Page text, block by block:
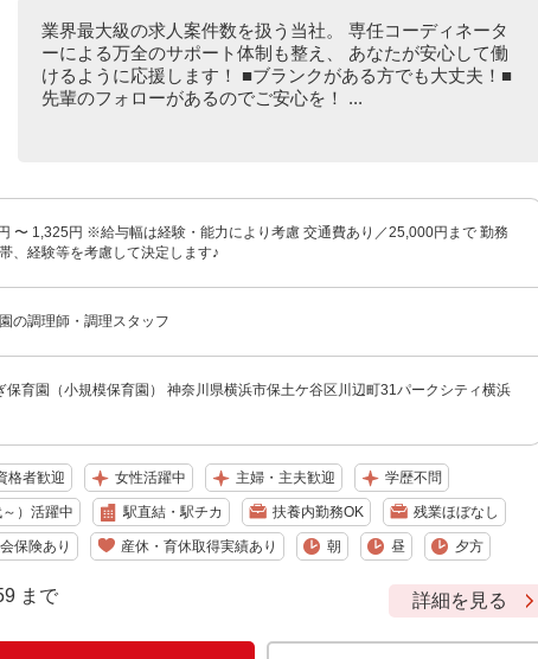
業界最大級の求人案件数を扱う当社。 専任コーディネータ
ーによる万全のサポート体制も整え、 あなたが安心して働
けるように応援します！ ■ブランクがある方でも大丈夫！■
先輩のフォローがあるのでご安心を！ ...
〜 1,325円 ※給与幅は経験・能力により考慮 交通費あり／25,000円まで 勤務
、経験等を考慮して決定します♪
の調理師・調理スタッフ
保育園（小規模保育園） 神奈川県横浜市保土ケ谷区川辺町31パークシティ横浜
格者歓迎 女性活躍中 主婦・主夫歓迎 学歴不問
）活躍中 駅直結・駅チカ 扶養内勤務OK 残業ほぼなし
保険あり 産休・育休取得実績あり 朝 昼 夕方
まで 詳細を見る